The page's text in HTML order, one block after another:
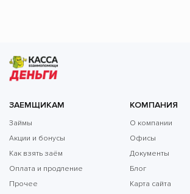
ЗАЕМЩИКАМ
Займы
Акции и бонусы
Как взять заём
Оплата и продление
Прочее
КОМПАНИЯ
О компании
Офисы
Документы
Блог
Карта сайта